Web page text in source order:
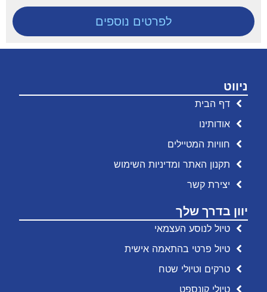
לפרטים נוספים
ניווט
דף הבית
אודותינו
חוויות המטיילים
תקנון האתר ומדיניות השימוש
יצירת קשר
יוון בדרך שלך
טיול לנוסע העצמאי
טיול פרטי בהתאמה אישית
טרקים וטיולי שטח
טיולי קונספט